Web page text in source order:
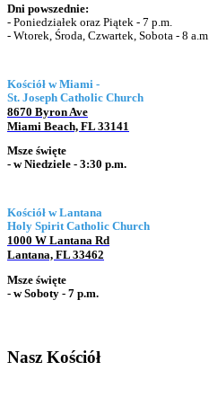
Dni powszednie:
- Poniedziałek oraz Piątek - 7 p.m.
- Wtorek, Środa, Czwartek, Sobota - 8 a.m.
Kościół w Miami -
St. Joseph Catholic Church
8670 Byron Ave
Miami Beach, FL 33141
Msze święte
- w Niedziele - 3:30 p.m.
Kościół w Lantana
Holy Spirit Catholic Church
1000 W Lantana Rd
Lantana, FL 33462
Msze święte
- w Soboty - 7 p.m.
Nasz Kościół